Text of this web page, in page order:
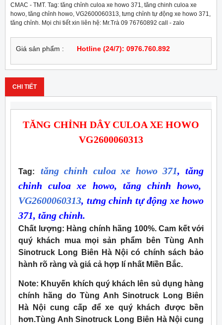
CMAC - TMT. Tag: tăng chỉnh culoa xe howo 371, tăng chinh culoa xe
howo, tăng chỉnh howo, VG2600060313, tưng chỉnh tự động xe howo 371,
tăng chỉnh. Mọi chi tiết xin liên hệ: Mr.Trà 09 76760892 call - zalo
Giá sản phẩm : Hotline (24/7): 0976.760.892
CHI TIẾT
TĂNG CHỈNH DÂY CULOA XE HOWO
VG2600060313
Tag: tăng chỉnh culoa xe howo 371, tăng
chinh culoa xe howo, tăng chỉnh howo,
VG2600060313, tưng chỉnh tự động xe howo
371, tăng chỉnh.
Chất lượng: Hàng chính hãng 100%. Cam kết với
quý khách mua mọi sản phẩm bên Tùng Anh
Sinotruck Long Biên Hà Nội có chính sách bảo
hành rõ ràng và giá cả hợp lí nhất Miền Bắc.
Note: Khuyến khích quý khách lên sủ dụng hàng
chính hãng do Tùng Anh Sinotruck Long Biên
Hà Nội cung cấp để xe quý khách được bền
hơn.Tùng Anh Sinotruck Long Biên Hà Nội cung